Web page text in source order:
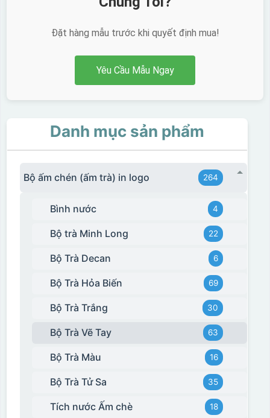
Đặt hàng mẫu trước khi quyết định mua!
Yêu Cầu Mẫu Ngay
Danh mục sản phẩm
Bộ ấm chén (ấm trà) in logo 264
Bình nước 4
Bộ trà Minh Long 22
Bộ Trà Decan 6
Bộ Trà Hỏa Biến 69
Bộ Trà Trắng 30
Bộ Trà Vẽ Tay 63
Bộ Trà Màu 16
Bộ Trà Tử Sa 35
Tích nước Ấm chè 18